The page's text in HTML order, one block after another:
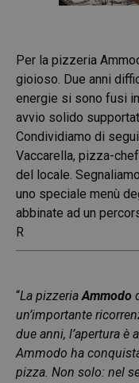
Per la pizzeria
gioioso. Due anni
energie si sono fusi
avvio solido
Condividiamo di
Vaccarella, pizza-
del locale.
uno speciale menù
abbinate ad un
R
“La pizzeriaAmmodo
un’importante
due anni, l’apertura
Ammodo ha
pizza. Non solo: nel